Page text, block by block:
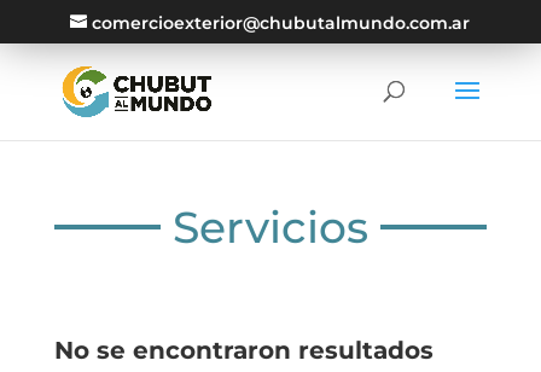
comercioexterior@chubutalmundo.com.ar
Servicios
No se encontraron resultados